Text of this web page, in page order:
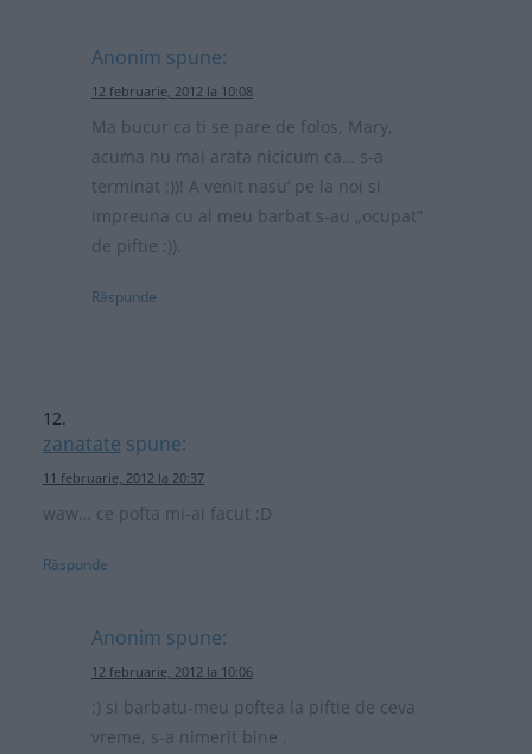
Anonim spune:
12 februarie, 2012 la 10:08
Ma bucur ca ti se pare de folos, Mary,
acuma nu mai arata nicicum ca… s-a
terminat :))! A venit nasu’ pe la noi si
impreuna cu al meu barbat s-au „ocupat”
de piftie :)).
Răspunde
zanatate spune:
11 februarie, 2012 la 20:37
waw… ce pofta mi-ai facut :D
Răspunde
Anonim spune:
12 februarie, 2012 la 10:06
:) si barbatu-meu poftea la piftie de ceva
vreme, s-a nimerit bine .